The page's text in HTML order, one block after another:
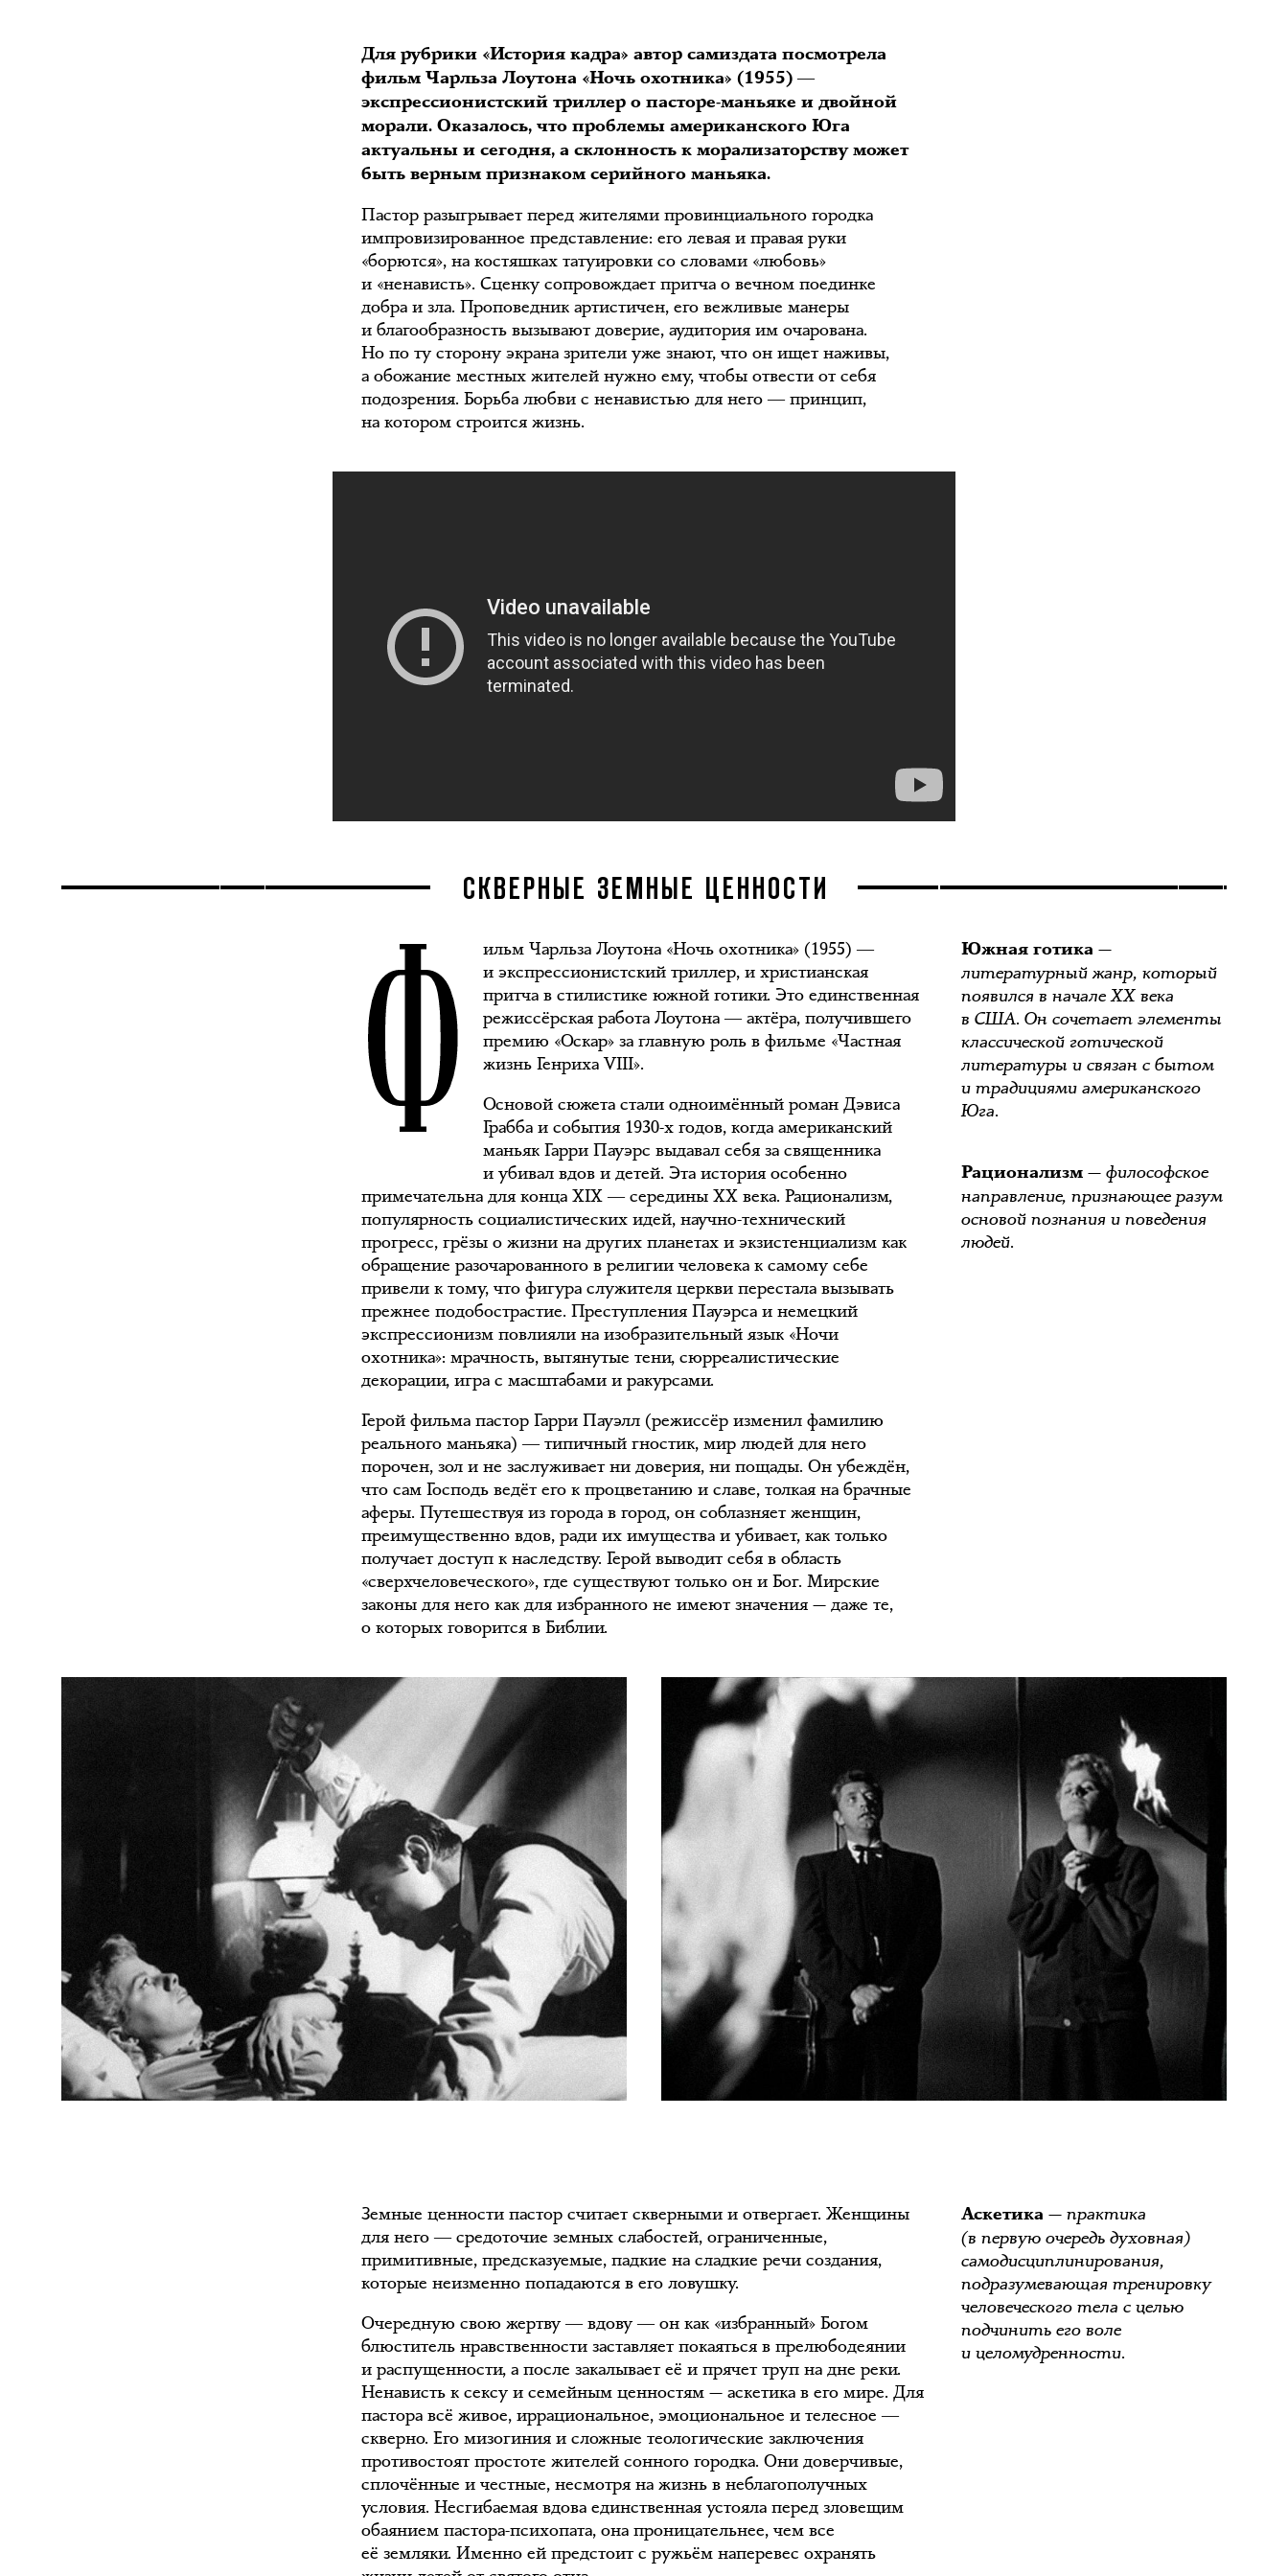
Для рубрики «История кадра» автор самиздата посмотрела
фильм Чарльза Лоутона «Ночь охотника» (1955) ―
экспрессионистский триллер о пасторе-маньяке и двойной
морали. Оказалось, что проблемы американского Юга
актуальны и сегодня, а склонность к морализаторству может
быть верным признаком серийного маньяка.
Пастор разыгрывает перед жителями провинциального городка
импровизированное представление: его левая и правая руки
«борются», на костяшках татуировки со словами «любовь»
и «ненависть». Сценку сопровождает притча о вечном поединке
добра и зла. Проповедник артистичен, его вежливые манеры
и благообразность вызывают доверие, аудитория им очарована.
Но по ту сторону экрана зрители уже знают, что он ищет наживы,
а обожание местных жителей нужно ему, чтобы отвести от себя
подозрения. Борьба любви с ненавистью для него ― принцип,
на котором строится жизнь.
СКВЕРНЫЕ ЗЕМНЫЕ ЦЕННОСТИ
Ф
ильм Чарльза Лоутона «Ночь охотника» (1955) ―
и экспрессионистский триллер, и христианская
притча в стилистике южной готики. Это единственная
режиссёрская работа Лоутона ― актёра, получившего
премию «Оскар» за главную роль в фильме «Частная
жизнь Генриха VIII».
Основой сюжета стали одноимённый роман Дэвиса
Грабба и события 1930-х годов, когда американский
маньяк Гарри Пауэрс выдавал себя за священника
и убивал вдов и детей. Эта история особенно
примечательна для конца XIX ― середины XX века. Рационализм,
популярность социалистических идей, научно-технический
прогресс, грёзы о жизни на других планетах и экзистенциализм как
обращение разочарованного в религии человека к самому себе
привели к тому, что фигура служителя церкви перестала вызывать
прежнее подобострастие. Преступления Пауэрса и немецкий
экспрессионизм повлияли на изобразительный язык «Ночи
охотника»: мрачность, вытянутые тени, сюрреалистические
декорации, игра с масштабами и ракурсами.
Герой фильма пастор Гарри Пауэлл (режиссёр изменил фамилию
реального маньяка) ― типичный гностик, мир людей для него
порочен, зол и не заслуживает ни доверия, ни пощады. Он убеждён,
что сам Господь ведёт его к процветанию и славе, толкая на брачные
аферы. Путешествуя из города в город, он соблазняет женщин,
преимущественно вдов, ради их имущества и убивает, как только
получает доступ к наследству. Герой выводит себя в область
«сверхчеловеческого», где существуют только он и Бог. Мирские
законы для него как для избранного не имеют значения — даже те,
о которых говорится в Библии.
Южная готика —
литературный жанр, который
появился в начале XX века
в США. Он сочетает элементы
классической готической
литературы и связан с бытом
и традициями американского
Юга.
Рационализм — философское
направление, признающее разум
основой познания и поведения
людей.
Земные ценности пастор считает скверными и отвергает. Женщины
для него ― средоточие земных слабостей, ограниченные,
примитивные, предсказуемые, падкие на сладкие речи создания,
которые неизменно попадаются в его ловушку.
Очередную свою жертву ― вдову ― он как «избранный» Богом
блюститель нравственности заставляет покаяться в прелюбодеянии
и распущенности, а после закалывает её и прячет труп на дне реки.
Ненависть к сексу и семейным ценностям — аскетика в его мире. Для
пастора всё живое, иррациональное, эмоциональное и телесное ―
скверно. Его мизогиния и сложные теологические заключения
противостоят простоте жителей сонного городка. Они доверчивые,
сплочённые и честные, несмотря на жизнь в неблагополучных
условия. Несгибаемая вдова единственная устояла перед зловещим
обаянием пастора-психопата, она проницательнее, чем все
её земляки. Именно ей предстоит с ружьём наперевес охранять
Аскетика — практика
(в первую очередь духовная)
самодисциплинирования,
подразумевающая тренировку
человеческого тела с целью
подчинить его воле
и целомудренности.